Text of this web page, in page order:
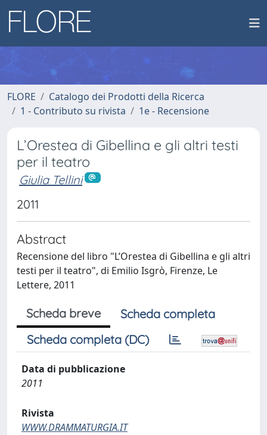
FLORE
Catalogo dei Prodotti della Ricerca
1 - Contributo su rivista
1e - Recensione
L’Orestea di Gibellina e gli altri testi
per il teatro
Giulia Tellini
2011
Abstract
Recensione del libro "L’Orestea di Gibellina e gli altri
testi per il teatro", di Emilio Isgrò, Firenze, Le
Lettere, 2011
Scheda breve
Scheda completa
Scheda completa (DC)
Data di pubblicazione
2011
Rivista
WWW.DRAMMATURGIA.IT